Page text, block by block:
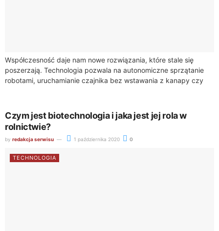
Współczesność daje nam nowe rozwiązania, które stale się
poszerzają. Technologia pozwala na autonomiczne sprzątanie
robotami, uruchamianie czajnika bez wstawania z kanapy czy
Czym jest biotechnologia i jaka jest jej rola w
rolnictwie?
by redakcja serwisu 1 października 2020 0
TECHNOLOGIA